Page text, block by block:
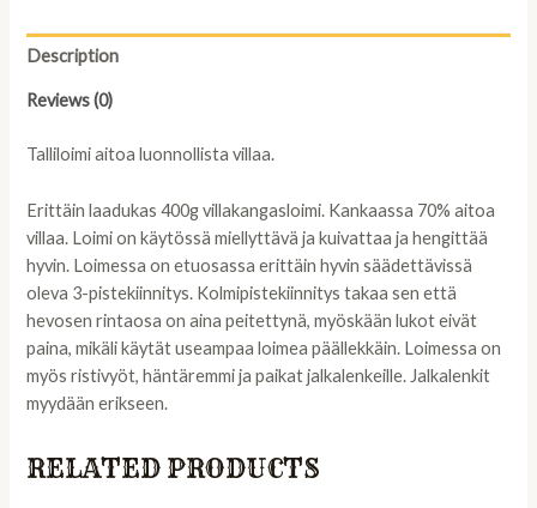
Description
Reviews (0)
Talliloimi aitoa luonnollista villaa.
Erittäin laadukas 400g villakangasloimi. Kankaassa 70% aitoa
villaa. Loimi on käytössä miellyttävä ja kuivattaa ja hengittää
hyvin. Loimessa on etuosassa erittäin hyvin säädettävissä
oleva 3-pistekiinnitys. Kolmipistekiinnitys takaa sen että
hevosen rintaosa on aina peitettynä, myöskään lukot eivät
paina, mikäli käytät useampaa loimea päällekkäin. Loimessa on
myös ristivyöt, häntäremmi ja paikat jalkalenkeille. Jalkalenkit
myydään erikseen.
RELATED PRODUCTS